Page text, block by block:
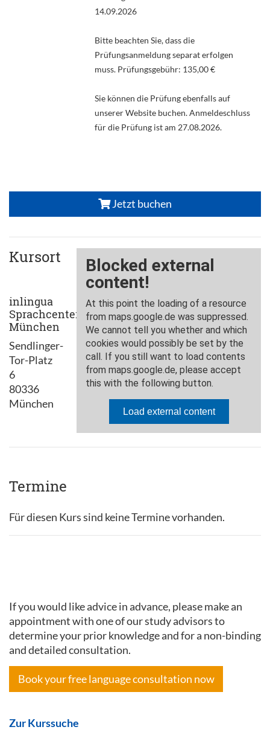
14.09.2026
Bitte beachten Sie, dass die
Prüfungsanmeldung separat erfolgen
muss. Prüfungsgebühr: 135,00 €
Sie können die Prüfung ebenfalls auf
unserer Website buchen. Anmeldeschluss
für die Prüfung ist am 27.08.2026.
Jetzt buchen
Kursort
inlingua
Sprachcenter
München
Sendlinger-
Tor-Platz
6
80336
München
Termine
Für diesen Kurs sind keine Termine vorhanden.
If you would like advice in advance, please make an
appointment with one of our study advisors to
determine your prior knowledge and for a non-binding
and detailed consultation.
Book your free language consultation now
Zur Kurssuche